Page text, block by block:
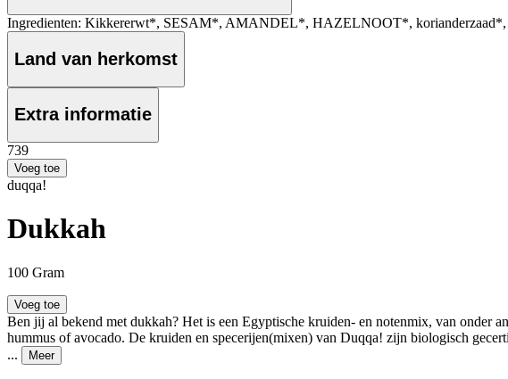
Ingredienten: Kikkererwt*, SESAM*, AMANDEL*, HAZELNOOT*,
Land van herkomst
Extra informatie
739
Voeg toe
duqqa!
Dukkah
100 Gram
Voeg toe
Ben jij al bekend met dukkah? Het is een Egyptische kruiden- en notenmix, van onder
hummus of avocado. De kruiden en specerijen(mixen) van Duqqa! zijn biologisch
...
Meer